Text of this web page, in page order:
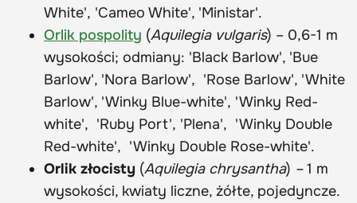
White', 'Cameo White', 'Ministar'.
Orlik pospolity (Aquilegia vulgaris) – 0,6-1 m
wysokości; odmiany: 'Black Barlow', 'Bue
Barlow', 'Nora Barlow', 'Rose Barlow', 'White
Barlow', 'Winky Blue-white', 'Winky Red-
white', 'Ruby Port', 'Plena', 'Winky Double
Red-white', 'Winky Double Rose-white'.
Orlik złocisty (Aquilegia chrysantha) –1 m
wysokości, kwiaty liczne, żółte, pojedyncze.